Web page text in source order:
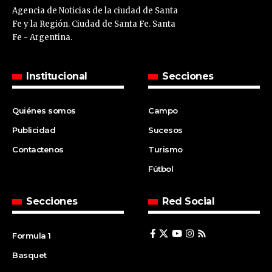
Agencia de Noticias de la ciudad de Santa
Fe y la Región. Ciudad de Santa Fe. Santa
Fe - Argentina.
Institucional
Quiénes somos
Publicidad
Contactenos
Secciones
Campo
Sucesos
Turismo
Fútbol
Secciones
Formula 1
Basquet
Red Social